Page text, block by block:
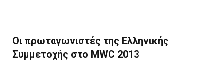
Οι πρωταγωνιστές της Ελληνικής
Συμμετοχής στο MWC 2013